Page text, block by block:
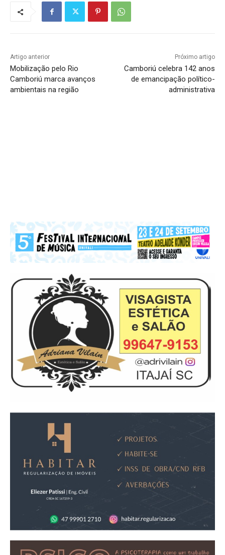
Artigo anterior
Mobilização pelo Rio
Camboriú marca avanços
ambientais na região
Próximo artigo
Camboriú celebra 142 anos
de emancipação político-
administrativa